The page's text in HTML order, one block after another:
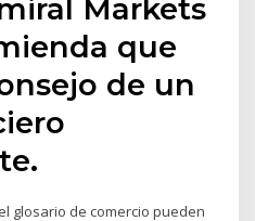
Markets
que
de un
glosario de comercio pueden